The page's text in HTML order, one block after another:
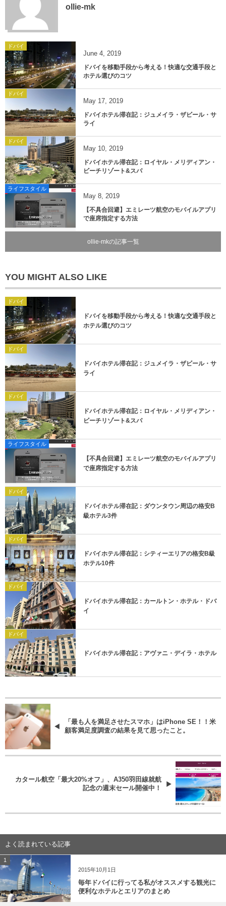
ollie-mk
ドバイ
June 4, 2019
ドバイを移動手段から考える！快適な交通手段と
ホテル選びのコツ
ドバイ
May 17, 2019
ドバイホテル滞在記：ジュメイラ・ザビール・サ
ライ
ドバイ
May 10, 2019
ドバイホテル滞在記：ロイヤル・メリディアン・
ビーチリゾート&スパ
ライフスタイル
May 8, 2019
【不具合回避】エミレーツ航空のモバイルアプリ
で座席指定する方法
ollie-mkの記事一覧
YOU MIGHT ALSO LIKE
ドバイ
ドバイを移動手段から考える！快適な交通手段と
ホテル選びのコツ
ドバイ
ドバイホテル滞在記：ジュメイラ・ザビール・サ
ライ
ドバイ
ドバイホテル滞在記：ロイヤル・メリディアン・
ビーチリゾート&スパ
ライフスタイル
【不具合回避】エミレーツ航空のモバイルアプリ
で座席指定する方法
ドバイ
ドバイホテル滞在記：ダウンタウン周辺の格安B
級ホテル3件
ドバイ
ドバイホテル滞在記：シティーエリアの格安B級
ホテル10件
ドバイ
ドバイホテル滞在記：カールトン・ホテル・ドバ
イ
ドバイ
ドバイホテル滞在記：アヴァニ・デイラ・ホテル
「最も人を満足させたスマホ」はiPhone SE！！米
顧客満足度調査の結果を見て思ったこと。
カタール航空「最大20%オフ」、A350羽田線就航
記念の週末セール開催中！
よく読まれている記事
1
2015年10月1日
毎年ドバイに行ってる私がオススメする観光に
便利なホテルとエリアのまとめ